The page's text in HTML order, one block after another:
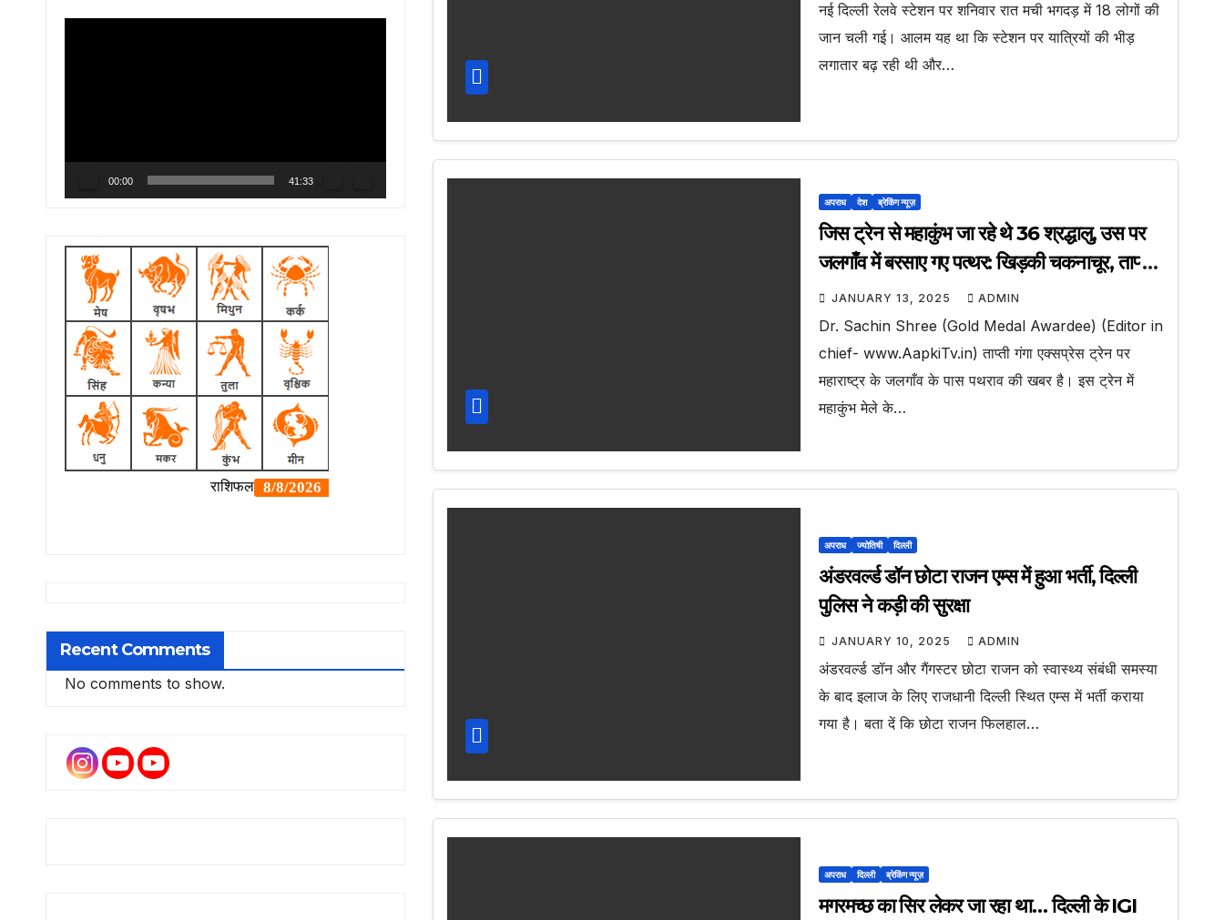
00:00 41:33
Recent Comments
No comments to show.
नई दिल्ली रेलवे स्टेशन पर शनिवार रात मची भगदड़ में 18 लोगों की
जान चली गई। आलम यह था कि स्टेशन पर यात्रियों की भीड़
लगातार बढ़ रही थी और…
अपराध देश ब्रेकिंग न्यूज़
जिस ट्रेन से महाकुंभ जा रहे थे 36 श्रद्धालु, उस पर
जलगाँव में बरसाए गए पत्थर: खिड़की चकनाचूर, ताप्ती
गंगा एक्सप्रेस में बैठे यात्री दहशत में आए
JANUARY 13, 2025 ADMIN
Dr. Sachin Shree (Gold Medal Awardee) (Editor in
chief- www.AapkiTv.in) ताप्ती गंगा एक्सप्रेस ट्रेन पर
महाराष्ट्र के जलगाँव के पास पथराव की खबर है। इस ट्रेन में
महाकुंभ मेले के…
अपराध ज्योतिषी दिल्ली
अंडरवर्ल्ड डॉन छोटा राजन एम्स में हुआ भर्ती, दिल्ली
पुलिस ने कड़ी की सुरक्षा
JANUARY 10, 2025 ADMIN
अंडरवर्ल्ड डॉन और गैंगस्टर छोटा राजन को स्वास्थ्य संबंधी समस्या
के बाद इलाज के लिए राजधानी दिल्ली स्थित एम्स में भर्ती कराया
गया है। बता दें कि छोटा राजन फिलहाल…
अपराध दिल्ली ब्रेकिंग न्यूज़
मगरमच्छ का सिर लेकर जा रहा था… दिल्ली के IGI